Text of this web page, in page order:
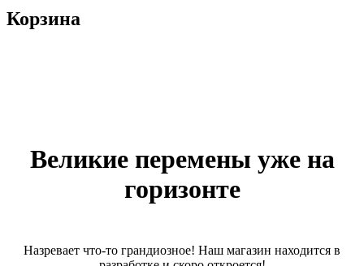
Корзина
Великие перемены уже на
горизонте
Назревает что-то грандиозное! Наш магазин находится в